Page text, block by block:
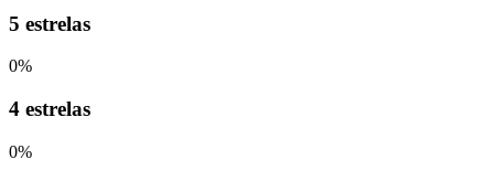
5 estrelas
0%
4 estrelas
0%